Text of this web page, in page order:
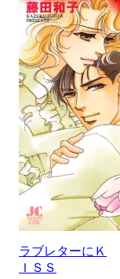
ラブレターにＫ
ＩＳＳ